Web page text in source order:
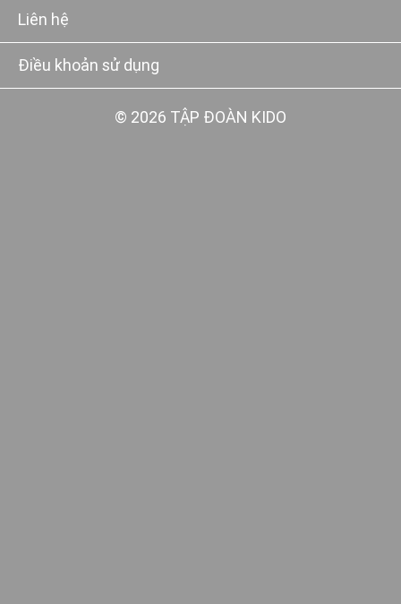
Liên hệ
Điều khoản sử dụng
© 2026 TẬP ĐOÀN KIDO